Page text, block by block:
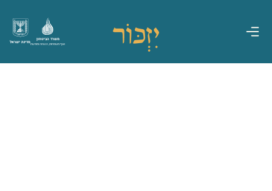
מדינת ישראל
משרד הביטחון
אגף משפחות, הנצחה ומורשת